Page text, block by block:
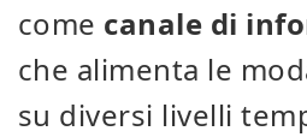
come canale di
che alimenta le
su diversi livelli